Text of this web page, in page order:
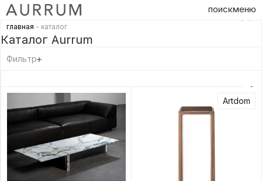
поискменю
главная - каталог
Каталог Aurrum
Фильтр
Artdom